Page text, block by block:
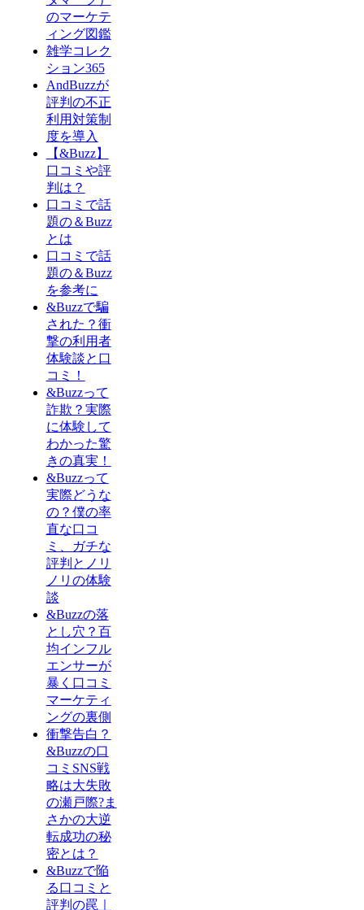
のマーケテ
ィング図鑑
雑学コレク
ション365
AndBuzzが
評判の不正
利用対策制
度を導入
【&Buzz】
口コミや評
判は？
口コミで話
題の＆Buzz
とは
口コミで話
題の＆Buzz
を参考に
&Buzzで騙
された？衝
撃の利用者
体験談と口
コミ！
&Buzzって
詐欺？実際
に体験して
わかった驚
きの真実！
&Buzzって
実際どうな
の？僕の率
直な口コ
ミ、ガチな
評判とノリ
ノリの体験
談
&Buzzの落
とし穴？百
均インフル
エンサーが
暴く口コミ
マーケティ
ングの裏側
衝撃告白？
&Buzzの口
コミSNS戦
略は大失敗
の瀬戸際?ま
さかの大逆
転成功の秘
密とは？
&Buzzで陥
る口コミと
評判の罠｜